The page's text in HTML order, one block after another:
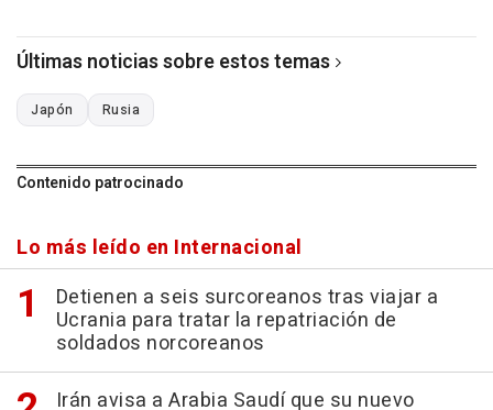
Últimas noticias sobre estos temas
Japón Rusia
Contenido patrocinado
Lo más leído en Internacional
Detienen a seis surcoreanos tras viajar a
Ucrania para tratar la repatriación de
soldados norcoreanos
Irán avisa a Arabia Saudí que su nuevo